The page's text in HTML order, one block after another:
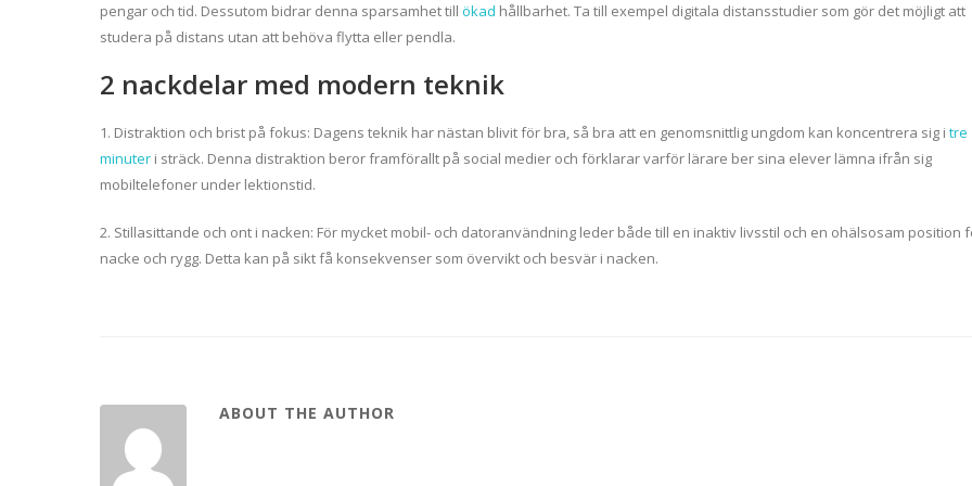
pengar och tid. Dessutom bidrar denna sparsamhet till ökad hållbarhet. Ta till exempel digitala distansstudier som gör det möjligt att
studera på distans utan att behöva flytta eller pendla.
2 nackdelar med modern teknik
1. Distraktion och brist på fokus: Dagens teknik har nästan blivit för bra, så bra att en genomsnittlig ungdom kan koncentrera sig i tre
minuter i sträck. Denna distraktion beror framförallt på social medier och förklarar varför lärare ber sina elever lämna ifrån sig
mobiltelefoner under lektionstid.
2. Stillasittande och ont i nacken: För mycket mobil- och datoranvändning leder både till en inaktiv livsstil och en ohälsosam position
nacke och rygg. Detta kan på sikt få konsekvenser som övervikt och besvär i nacken.
ABOUT THE AUTHOR